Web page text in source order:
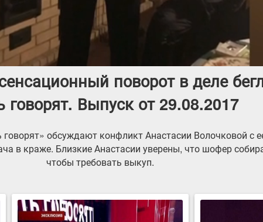
поворот в деле
говорят. Выпуск от 29.08.2017
говорят» обсуждают конфликт Анастасии Волочковой
в краже. Близкие Анастасии уверены, что шофер
чтобы требовать выкуп.